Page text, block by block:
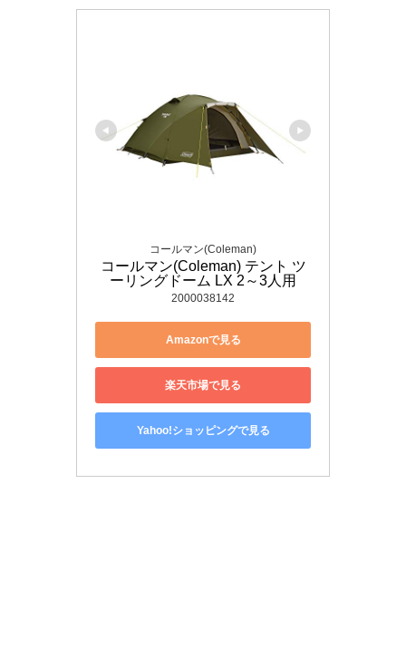
コールマン(Coleman)
コールマン(Coleman) テント ツ
ーリングドーム LX 2～3人用
2000038142
Amazonで見る
楽天市場で見る
Yahoo!ショッピングで見る